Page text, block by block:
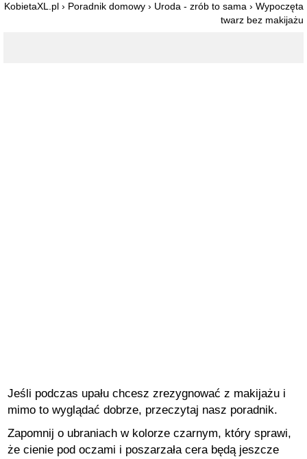
KobietaXL.pl › Poradnik domowy › Uroda - zrób to sama › Wypoczęta
twarz bez makijażu
Jeśli podczas upału chcesz zrezygnować z makijażu i
mimo to wyglądać dobrze, przeczytaj nasz poradnik.
Zapomnij o ubraniach w kolorze czarnym, który sprawi,
że cienie pod oczami i poszarzała cera będą jeszcze